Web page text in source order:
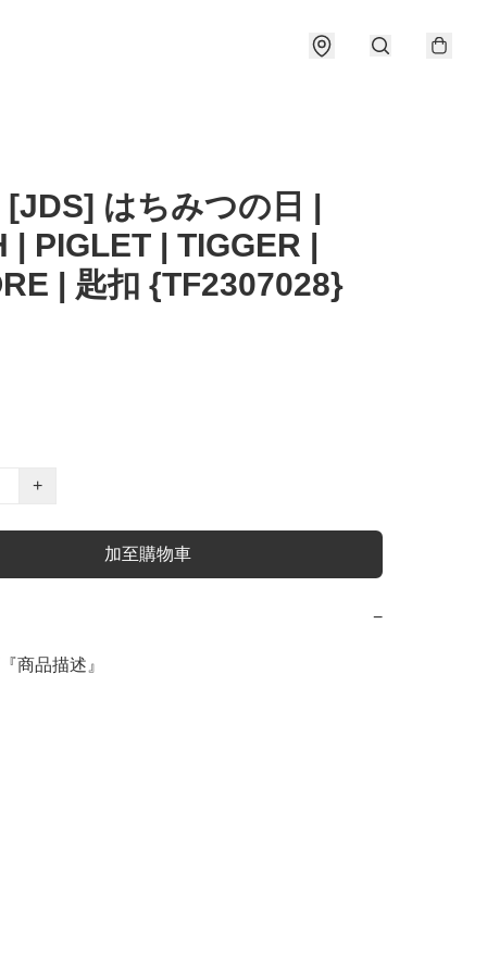
[JDS] はちみつの日 |
| PIGLET | TIGGER |
| 匙扣 {TF2307028}
+
加至購物車
−
商品描述』